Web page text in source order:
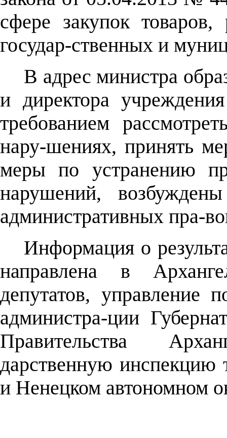
сфере закупок товаров,
государ-ственных и
В адрес министра
и директора
требованием
нару-шениях, принять
меры по устранению
нарушений,
административных пра-
Информация о
направлена в
депутатов, управление
администра-ции
Правительства
дарственную инспекцию
и Ненецком автономном